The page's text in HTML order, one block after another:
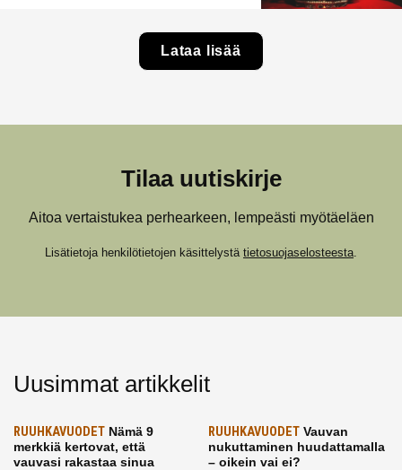
Lataa lisää
Tilaa uutiskirje
Aitoa vertaistukea perhearkeen, lempeästi myötäeläen
Lisätietoja henkilötietojen käsittelystä tietosuojaselosteesta
Uusimmat artikkelit
RUUHKAVUODET Nämä 9
merkkiä kertovat, että
vauvasi rakastaa sinua
RUUHKAVUODETVauvan
nukuttaminen huudattamalla
– oikein vai ei?